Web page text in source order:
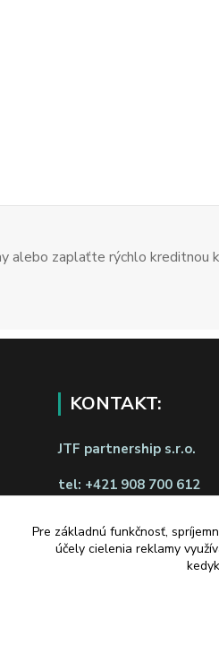
alebo zaplaťte rýchlo kreditnou
KONTAKT:
JTF partnership s.r.o.
tel: +421 908 700 612
napíšte nám
Odstúpiť od zmluvy tu
Pre základnú funkčnosť,
účely cielenia reklamy